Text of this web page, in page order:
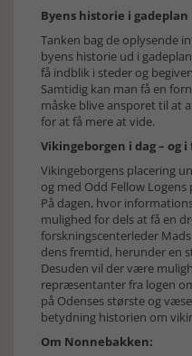
Byens historie i gadeplan
Tanken bag de oplysende
byens historie ud i
få indblik i steder og
Samtidig kan man få en
måske blive ansporet til at
for at få mere at vide.
Vikingeborgen i dag – og
Vikingeborgens placering
og med Odd Fellow
På dagen, hvor
mulighed for dels at få en
forskningscenterleder
dens fremtid, herunder en
Desuden vil der være
repræsentanter fra logen
på Odenses største og
betydning historien om
Om Nonnebakken: